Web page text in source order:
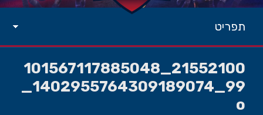
תפריט
21552100_101567117885048
99_1402955764309189074_
o